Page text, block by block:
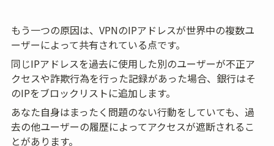
もう一つの原因は、VPNのIPアドレスが世界中の複数ユ
ーザーによって共有されている点です。
同じIPアドレスを過去に使用した別のユーザーが不正ア
クセスや詐欺行為を行った記録があった場合、銀行はそ
のIPをブロックリストに追加します。
あなた自身はまったく問題のない行動をしていても、過
去の他ユーザーの履歴によってアクセスが遮断されるこ
とがあります。